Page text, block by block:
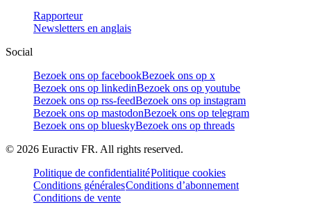
Rapporteur
Newsletters en anglais
Social
Bezoek ons op facebookBezoek ons op x
Bezoek ons op linkedinBezoek ons op youtube
Bezoek ons op rss-feedBezoek ons op instagram
Bezoek ons op mastodonBezoek ons op telegram
Bezoek ons op blueskyBezoek ons op threads
© 2026 Euractiv FR. All rights reserved.
Politique de confidentialitéPolitique cookies
Conditions généralesConditions d’abonnement
Conditions de vente